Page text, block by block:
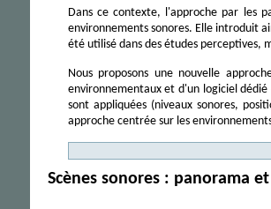
Dans ce contexte, l'approche par les
environnements sonores. Elle introduit
été utilisé dans des études perceptives,
Nous proposons une nouvelle
environnementaux et d'un logiciel dédié
sont appliquées (niveaux sonores,
approche centrée sur les
Scènes sonores : panorama